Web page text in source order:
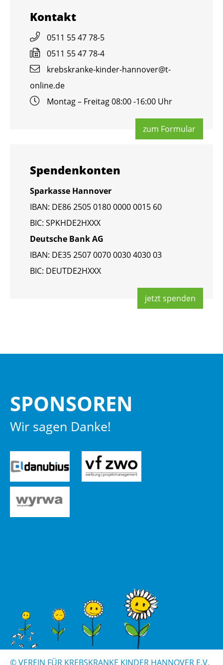
Kon­takt
0511 55 47 78-5
0511 55 47 78-4
krebs­kran­ke-kin­der-han­no­ver@​t-​
online.​de
Mon­tag – Frei­tag 08:00 -16:00 Uhr
zum For­mu­lar
Spen­den­kon­ten
Spar­kas­se Han­no­ver
IBAN: DE86 2505 0180 0000 0015 60
BIC: SPKHDE2HXXX
Deut­sche Bank AG
IBAN: DE35 2507 0070 0030 4030 03
BIC: DEUT­DE2HXXX
jetzt spen­den
SPON­SO­REN
Wir sagen Danke!
© VER­EIN FÜR KREBS­KRAN­KE KIN­DER HAN­NO­VER E.V.